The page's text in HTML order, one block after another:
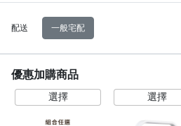
配送 一般宅配
優惠加購商品